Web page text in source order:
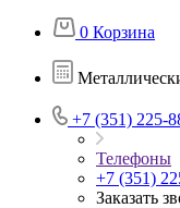
0 Корзина
+7 (351) 225-
Телефоны
+7 (351)
Заказать